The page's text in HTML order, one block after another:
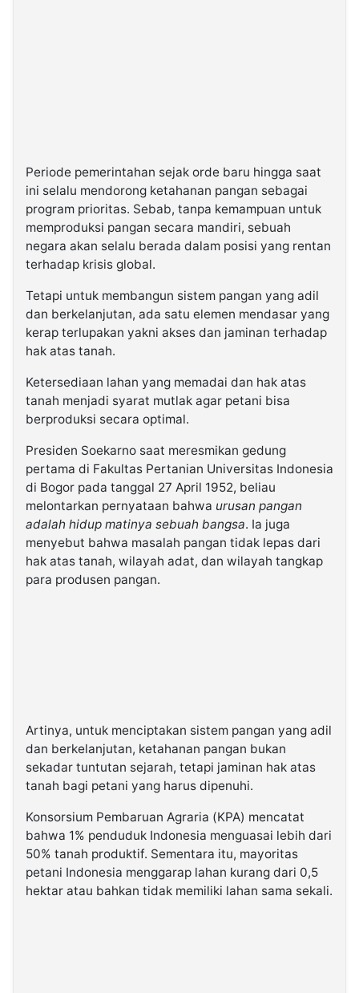
Periode pemerintahan sejak orde baru hingga saat
ini selalu mendorong ketahanan pangan sebagai
program prioritas. Sebab, tanpa kemampuan untuk
memproduksi pangan secara mandiri, sebuah
negara akan selalu berada dalam posisi yang rentan
terhadap krisis global.
Tetapi untuk membangun sistem pangan yang adil
dan berkelanjutan, ada satu elemen mendasar yang
kerap terlupakan yakni akses dan jaminan terhadap
hak atas tanah.
Ketersediaan lahan yang memadai dan hak atas
tanah menjadi syarat mutlak agar petani bisa
berproduksi secara optimal.
Presiden Soekarno saat meresmikan gedung
pertama di Fakultas Pertanian Universitas Indonesia
di Bogor pada tanggal 27 April 1952, beliau
melontarkan pernyataan bahwa urusan pangan
adalah hidup matinya sebuah bangsa. Ia juga
menyebut bahwa masalah pangan tidak lepas dari
hak atas tanah, wilayah adat, dan wilayah tangkap
para produsen pangan.
Artinya, untuk menciptakan sistem pangan yang adil
dan berkelanjutan, ketahanan pangan bukan
sekadar tuntutan sejarah, tetapi jaminan hak atas
tanah bagi petani yang harus dipenuhi.
Konsorsium Pembaruan Agraria (KPA) mencatat
bahwa 1% penduduk Indonesia menguasai lebih dari
50% tanah produktif. Sementara itu, mayoritas
petani Indonesia menggarap lahan kurang dari 0,5
hektar atau bahkan tidak memiliki lahan sama sekali.